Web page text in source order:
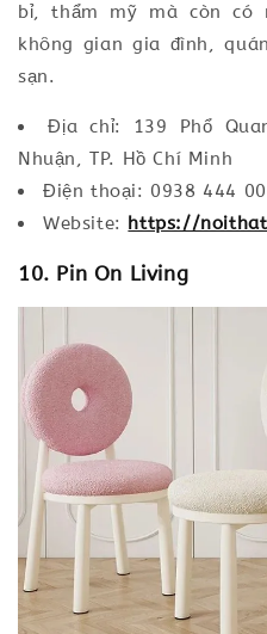
bỉ, thẩm mỹ mà còn có
không gian gia đình,
sạn.
Địa chỉ: 139 Phổ
Nhuận, TP. Hồ Chí Minh
Điện thoại: 0938 444
Website:
https://
10. Pin On Living